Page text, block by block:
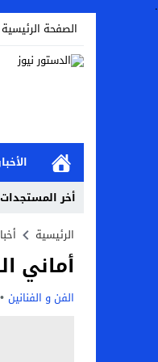
.
الصفحة الرئيسية
أخر المستجدات
الرئيسية
أماني
الفن و الفنانين